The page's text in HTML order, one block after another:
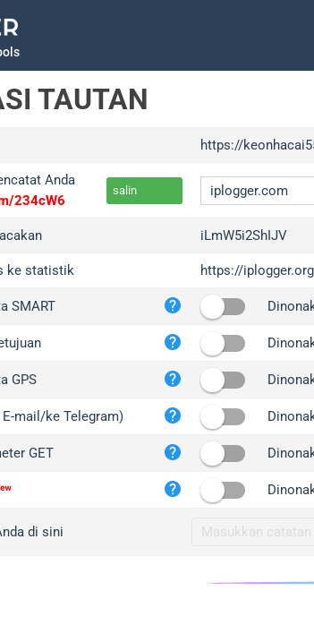
TAUTAN
https://
Anda
234cW6
salin
iplogger.org
wl.gl
ed.tc
iplogger.com
iplogger.co
2no.co
yip.su
iplogger.info
iLmW5i2ShIJV
ke statistik https://
SMART
GPS
mail/ke Telegram)
GET
di sini